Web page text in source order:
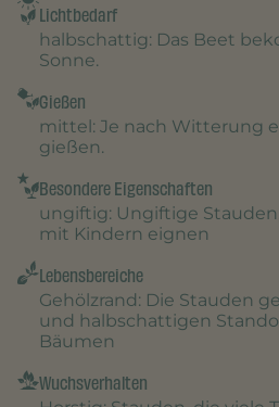
Lichtbedarf
halbschattig: Das Beet
Sonne.
Gießen
mittel: Je nach Witterung
gießen.
Besondere Eigenschaften
ungiftig: Ungiftige
mit Kindern eignen
Lebensbereiche
Gehölzrand: Die Stauden
und halbschattigen
Bäumen
Wuchsverhalten